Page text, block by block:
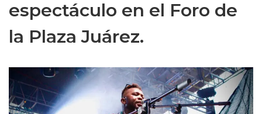
espectáculo en el Foro de
la Plaza Juárez.